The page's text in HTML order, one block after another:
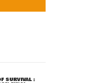
SURVIVAL :